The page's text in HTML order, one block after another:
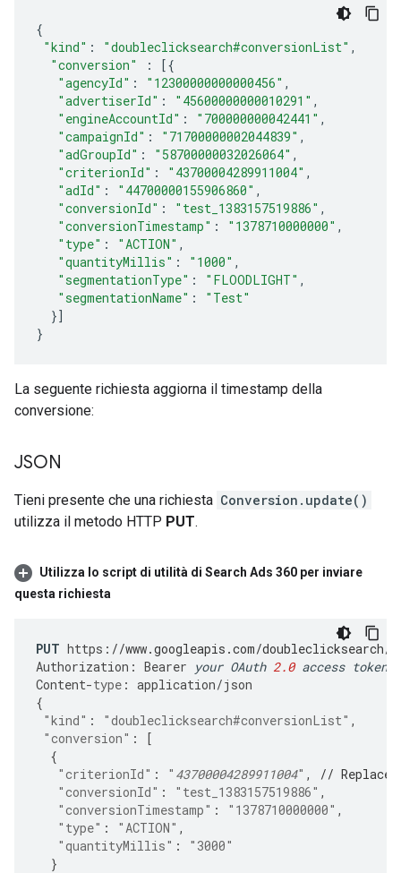
{
"kind" : "doubleclicksearch#conversionList" ,
"conversion"
:
[{
"agencyId" : "12300000000000456" ,
"advertiserId" : "45600000000010291" ,
"engineAccountId" : "700000000042441" ,
"campaignId" : "71700000002044839" ,
"adGroupId" : "58700000032026064" ,
"criterionId" : "43700004289911004" ,
"adId" : "44700000155906860" ,
"conversionId" : "test_1383157519886" ,
"conversionTimestamp" : "1378710000000" ,
"type" : "ACTION" ,
"quantityMillis" : "1000" ,
"segmentationType" : "FLOODLIGHT" ,
"segmentationName" :
"Test"
}]
}
La seguente richiesta aggiorna il timestamp della
conversione:
JSON
Tieni presente che una richiesta Conversion.update()
utilizza il metodo HTTP PUT.
Utilizza lo script di utilità di Search Ads 360 per inviare
questa richiesta
PUT https : //www.googleapis.com/doubleclicksearch/
Authorization : Bearer your OAuth 2.0 access token
Content-type : application/json
{
"kind" : "doubleclicksearch#conversionList" ,
"conversion" :
[
{
"criterionId" : " 43700004289911004" ,
// Replace
"conversionId" : "test_1383157519886" ,
"conversionTimestamp" : "1378710000000" ,
"type" : "ACTION" ,
"quantityMillis" :
"3000"
}